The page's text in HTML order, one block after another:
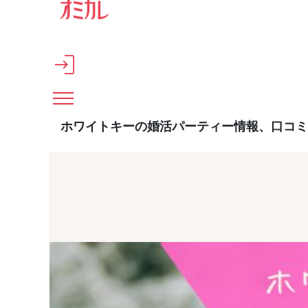
メインコンテンツへスキップ
ホワイトキーの婚活パーティー情報、口コ